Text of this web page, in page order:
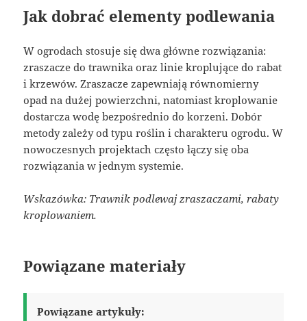
Jak dobrać elementy podlewania
W ogrodach stosuje się dwa główne rozwiązania:
zraszacze do trawnika oraz linie kroplujące do rabat
i krzewów. Zraszacze zapewniają równomierny
opad na dużej powierzchni, natomiast kroplowanie
dostarcza wodę bezpośrednio do korzeni. Dobór
metody zależy od typu roślin i charakteru ogrodu. W
nowoczesnych projektach często łączy się oba
rozwiązania w jednym systemie.
Wskazówka: Trawnik podlewaj zraszaczami, rabaty
kroplowaniem.
Powiązane materiały
Powiązane artykuły: